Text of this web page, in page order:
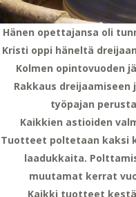
Hänen opettajansa oli
Kristi oppi häneltä
Kolmen opintovuoden
Rakkaus
työpajan
Kaikkien astioiden
Tuotteet poltetaan kaksi
laadukkaita.
muutamat kerrat
Kaikki tuotteet